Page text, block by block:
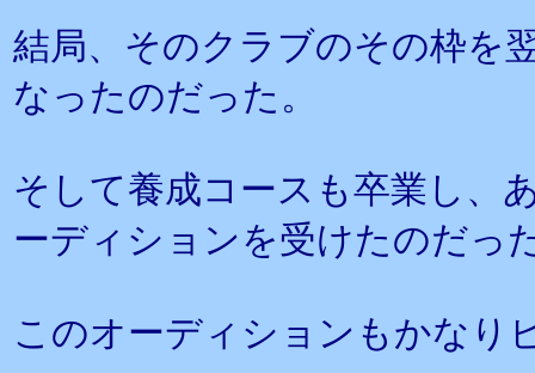
結局、そのクラブのその枠を
なったのだった。
そして養成コースも卒業し、
ーディションを受けたのだっ
このオーディションもかなり